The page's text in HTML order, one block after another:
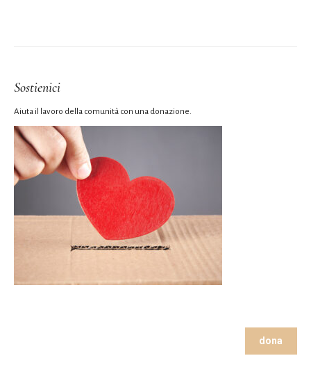
Sostienici
Aiuta il lavoro della comunità con una donazione.
dona